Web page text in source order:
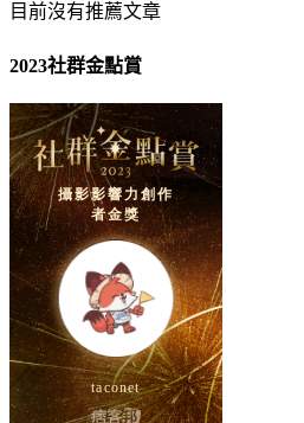
目前沒有推薦文章
2023社群金點賞